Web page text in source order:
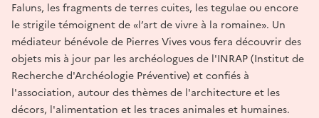
Faluns, les fragments de terres cuites, les tegulae ou encore
le strigile témoignent de «l’art de vivre à la romaine». Un
médiateur bénévole de Pierres Vives vous fera découvrir des
objets mis à jour par les archéologues de l'INRAP (Institut de
Recherche d'Archéologie Préventive) et confiés à
l'association, autour des thèmes de l'architecture et les
décors, l'alimentation et les traces animales et humaines.